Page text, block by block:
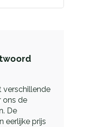
verschillende
ons de
De
eerlijke prijs